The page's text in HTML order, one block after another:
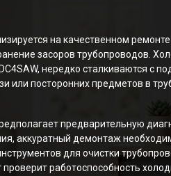
на качественном
засоров трубопроводов.
нередко сталкиваются с
или посторонних предметов в
предварительную
аккуратный демонтаж
для очистки
работоспособность